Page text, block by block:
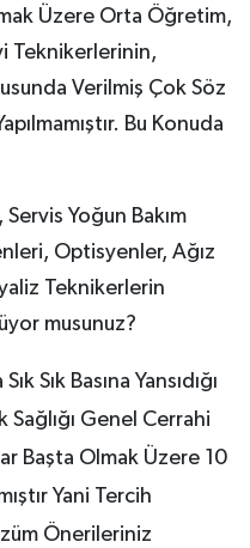
Üzere Orta Öğretim,
Teknikerlerinin,
Verilmiş Çok Söz
Bu Konuda
Yoğun Bakım
Optisyenler, Ağız
Teknikerlerin
musunuz?
Sık Basına Yansıdığı
Genel Cerrahi
Başta Olmak Üzere 10
Yani Tercih
Önerileriniz